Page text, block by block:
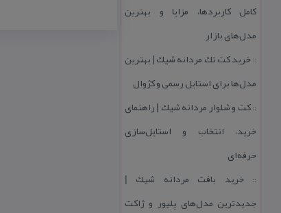
كامل كاربردها، مزایا و بهترین
مدل‌های بازار
::خرید كت تك مردانه شیك | بهترین
مدل‌ها برای استایل رسمی و كژوال
::كت و شلوار مردانه شیك | راهنمای
خرید، انتخاب و استایل‌سازی
حرفه‌ای
::خرید بافت مردانه شیك |
جدیدترین مدل‌های پلیور و ژاكت